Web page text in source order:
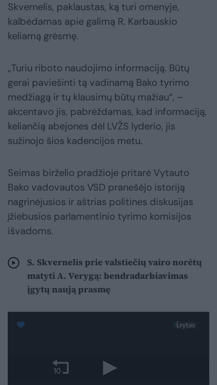
Skvernelis, paklaustas, ką turi omenyje,
kalbėdamas apie galimą R. Karbauskio
keliamą grėsmę.
„Turiu riboto naudojimo informaciją. Būtų
gerai paviešinti tą vadinamą Bako tyrimo
medžiagą ir tų klausimų būtų mažiau“, –
akcentavo jis, pabrėždamas, kad informaciją,
keliančią abejones dėl LVŽS lyderio, jis
sužinojo šios kadencijos metu.
Seimas birželio pradžioje pritarė Vytauto
Bako vadovautos VSD pranešėjo istoriją
nagrinėjusios ir aštrias politines diskusijas
įžiebusios parlamentinio tyrimo komisijos
išvadoms.
S. Skvernelis prie valstiečių vairo norėtų
matyti A. Verygą: bendradarbiavimas
įgytų naują prasmę